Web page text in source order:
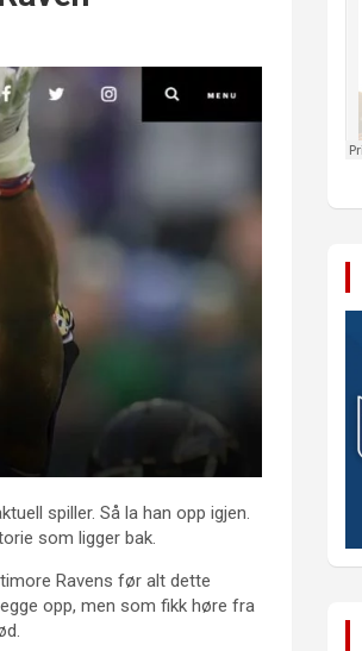
spiller. Så la han opp igjen.
som ligger bak.
Ravens før alt dette
opp, men som fikk høre fra